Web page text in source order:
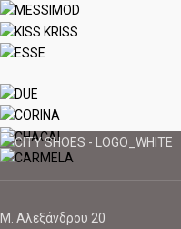
Μ. Αλεξάνδρου 20